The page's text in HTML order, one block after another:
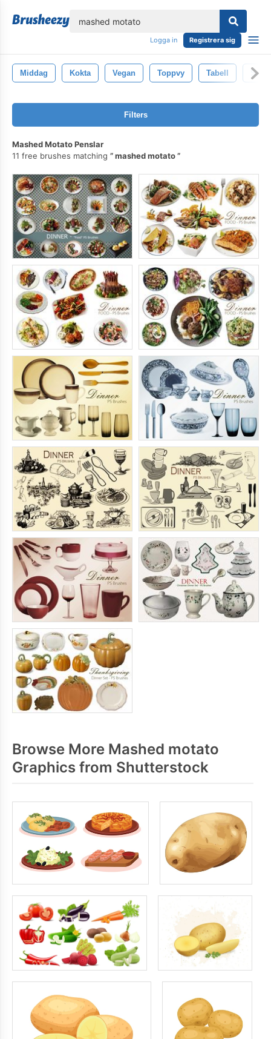
Logga in Registrera sig
Middag Kokta Vegan Toppvy Tabell
Filters
Mashed Motato Penslar
11 free brushes matching
mashed motato
Browse More Mashed motato
Graphics from Shutterstock